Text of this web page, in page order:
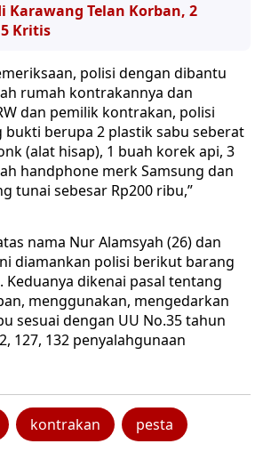
Karawang Telan Korban, 2
Kritis
polisi dengan dibantu
rumah kontrakannya dan
dan pemilik kontrakan, polisi
bukti berupa 2 plastik sabu seberat
(alat hisap), 1 buah korek api, 3
handphone merk Samsung dan
tunai sebesar Rp200 ribu,”
nama Nur Alamsyah (26) dan
diamankan polisi berikut barang
dikenai pasal tentang
menggunakan, mengedarkan
sesuai dengan UU No.35 tahun
127, 132 penyalahgunaan
kontrakan pesta